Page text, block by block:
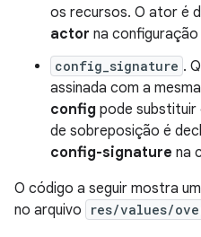
os recursos. O ator é
actor na
config_signature .
assinada com a
config pode substituir
de sobreposição é
config-signature na
O código a seguir mostra
no arquivo res/values/